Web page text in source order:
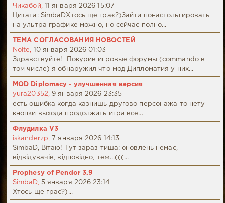
Чикабой,
11 января 2026 15:07
Цитата: SimbaDХтось ще грає?)Зайти понастольгировать
на ультра графике можно, но сейчас полно...
ТЕМА СОГЛАСОВАНИЯ НОВОСТЕЙ
Nolte,
10 января 2026 01:03
Здравствуйте! Покурив игровые форумы (commando в
том числе) я обнаружил что мод Дипломатия у них...
MOD Diplomacy - улучшенная версия
yura20352,
9 января 2026 23:35
есть ошибка когда казнишь другово персонажа то нету
кнопки выхода продолжить игра все...
Флудилка V3
iskanderzp,
7 января 2026 14:13
SimbaD, Вітаю! Тут зараз тиша: оновлень немає,
відвідувачів, відповідно, теж...(((...
Prophesy of Pendor 3.9
SimbaD,
5 января 2026 23:14
Хтось ще грає?)...